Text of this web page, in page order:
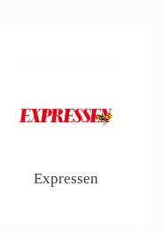
Expressen